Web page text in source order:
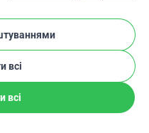
і файли cookie
Перевірений Партнер
всі
всі